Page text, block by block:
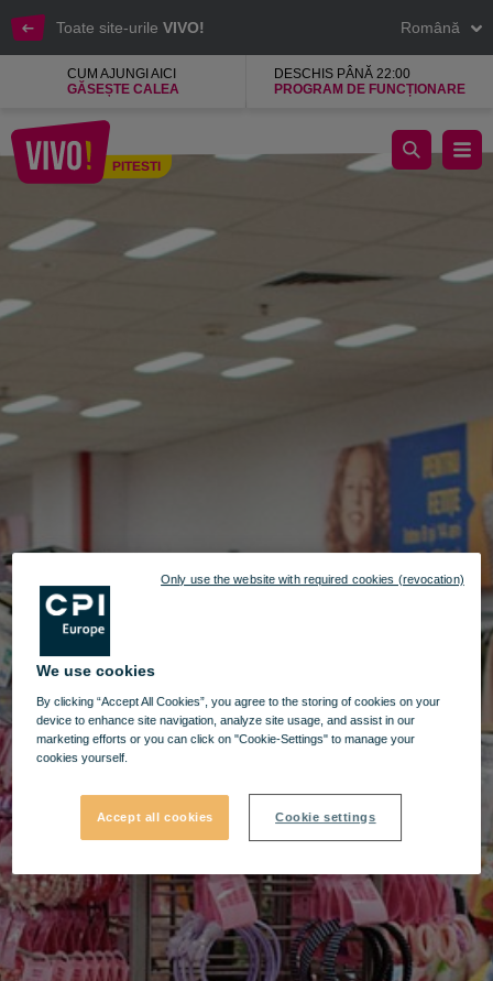
Toate site-urile VIVO! Română
CUM AJUNGI AICI
GĂSEȘTE CALEA
DESCHIS PÂNĂ 22:00
PROGRAM DE FUNCȚIONARE
PITESTI
Pepco, magazin de haine si produse pentru casa
We use cookies
By clicking “Accept All Cookies”, you agree to the storing of cookies on your
device to enhance site navigation, analyze site usage, and assist in our
marketing efforts or you can click on "Cookie-Settings" to manage your
cookies yourself.
Accept all cookies Cookie settings
Only use the website with required cookies (revocation)